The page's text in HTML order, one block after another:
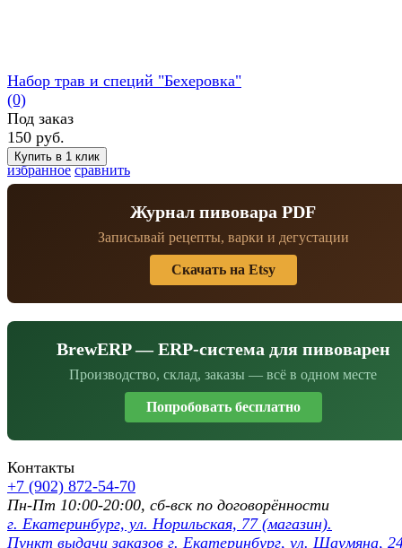
избранное сравнить
Набор трав и специй "Бехеровка"
(0)
Под заказ
150 руб.
Журнал пивовара PDF
Записывай рецепты, варки и дегустации
Скачать на Etsy
BrewERP — ERP-система для пивоварен
Производство, склад, заказы — всё в одном месте
Попробовать бесплатно
Контакты
+7 (902) 872-54-70
Пн-Пт 10:00-20:00, сб-вск по договорённости
г. Екатеринбург, ул. Норильская, 77 (магазин).
Пункт выдачи заказов г. Екатеринбург, ул. Шаумяна,